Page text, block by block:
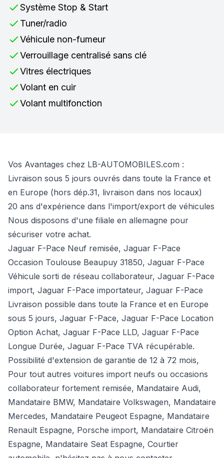
Système Stop & Start
Tuner/radio
Véhicule non-fumeur
Verrouillage centralisé sans clé
Vitres électriques
Volant en cuir
Volant multifonction
Vos Avantages chez LB-AUTOMOBILES.com :
Livraison sous 5 jours ouvrés dans toute la France et
en Europe (hors dép.31, livraison dans nos locaux)
20 ans d'expérience dans l'import/export de véhicules
Nous disposons d'une filiale en allemagne pour
sécuriser votre achat.
Jaguar F-Pace Neuf remisée, Jaguar F-Pace
Occasion Toulouse Beaupuy 31850, Jaguar F-Pace
Véhicule sorti de réseau collaborateur, Jaguar F-Pace
import, Jaguar F-Pace importateur, Jaguar F-Pace
Livraison possible dans toute la France et en Europe
sous 5 jours, Jaguar F-Pace, Jaguar F-Pace Location
Option Achat, Jaguar F-Pace LLD, Jaguar F-Pace
Longue Durée, Jaguar F-Pace TVA récupérable.
Possibilité d'extension de garantie de 12 à 72 mois,
Pour tout autres voitures import neufs ou occasions
collaborateur fortement remisée, Mandataire Audi,
Mandataire BMW, Mandataire Volkswagen, Mandataire
Mercedes, Mandataire Peugeot Espagne, Mandataire
Renault Espagne, Porsche import, Mandataire Citroën
Espagne, Mandataire Seat Espagne, Courtier